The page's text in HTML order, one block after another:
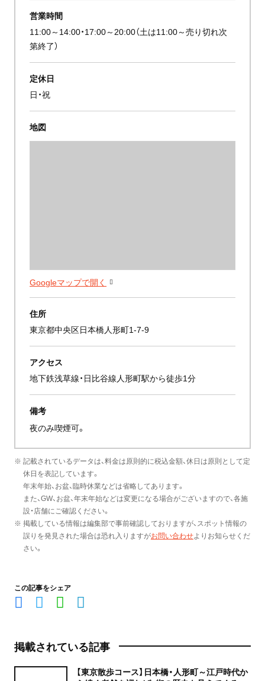
営業時間
11:00～14:00・17:00～20:00（土は11:00～売り切れ次
第終了）
定休日
日・祝
地図
Googleマップで開く
住所
東京都中央区日本橋人形町1-7-9
アクセス
地下鉄浅草線・日比谷線人形町駅から徒歩1分
備考
夜のみ喫煙可。
※ 記載されているデータは、料金は原則的に税込金額、休日は原則として定
休日を表記しています。
年末年始、お盆、臨時休業などは省略してあります。
また、GW、お盆、年末年始などは変更になる場合がございますので、各施
設・店舗にご確認ください。
※ 掲載している情報は編集部で事前確認しておりますが、スポット情報の
誤りを発見された場合は恐れ入りますがお問い合わせよりお知らせくだ
さい。
この記事をシェア
掲載されている記事
【東京散歩コース】日本橋・人形町～江戸時代か